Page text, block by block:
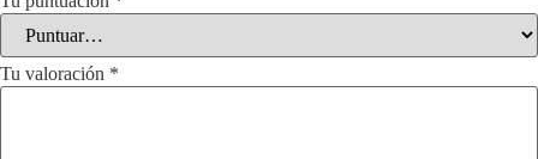
Tu valoración *